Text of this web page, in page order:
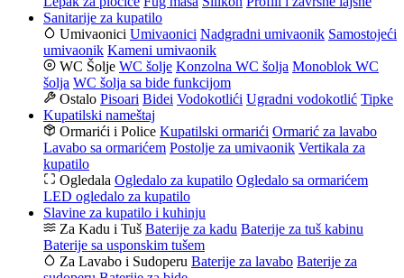
Sanitarije za kupatilo
Umivaonici Umivaonici Nadgradni umivaonik Samostojeći
umivaonik Kameni umivaonik
WC Šolje WC šolje Konzolna WC šolja Monoblok WC
šolja WC šolja sa bide funkcijom
Ostalo Pisoari Bidei Vodokotlići Ugradni vodokotlić Tipke
Kupatilski nameštaj
Ormarići i Police Kupatilski ormarići Ormarić za lavabo
Lavabo sa ormarićem Postolje za umivaonik Vertikala za
kupatilo
Ogledala Ogledalo za kupatilo Ogledalo sa ormarićem
LED ogledalo za kupatilo
Slavine za kupatilo i kuhinju
Za Kadu i Tuš Baterije za kadu Baterije za tuš kabinu
Baterije sa usponskim tušem
Za Lavabo i Sudoperu Baterije za lavabo Baterije za